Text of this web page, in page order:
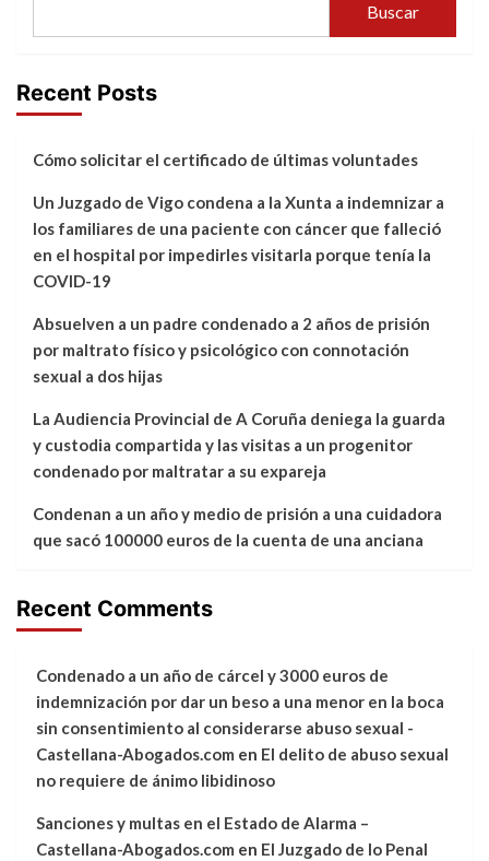
Buscar
Recent Posts
Cómo solicitar el certificado de últimas voluntades
Un Juzgado de Vigo condena a la Xunta a indemnizar a
los familiares de una paciente con cáncer que falleció
en el hospital por impedirles visitarla porque tenía la
COVID-19
Absuelven a un padre condenado a 2 años de prisión
por maltrato físico y psicológico con connotación
sexual a dos hijas
La Audiencia Provincial de A Coruña deniega la guarda
y custodia compartida y las visitas a un progenitor
condenado por maltratar a su expareja
Condenan a un año y medio de prisión a una cuidadora
que sacó 100000 euros de la cuenta de una anciana
Recent Comments
Condenado a un año de cárcel y 3000 euros de
indemnización por dar un beso a una menor en la boca
sin consentimiento al considerarse abuso sexual -
Castellana-Abogados.com en El delito de abuso sexual
no requiere de ánimo libidinoso
Sanciones y multas en el Estado de Alarma –
Castellana-Abogados.com en El Juzgado de lo Penal